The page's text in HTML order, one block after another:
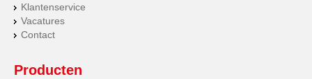
Klantenservice
Vacatures
Contact
Producten